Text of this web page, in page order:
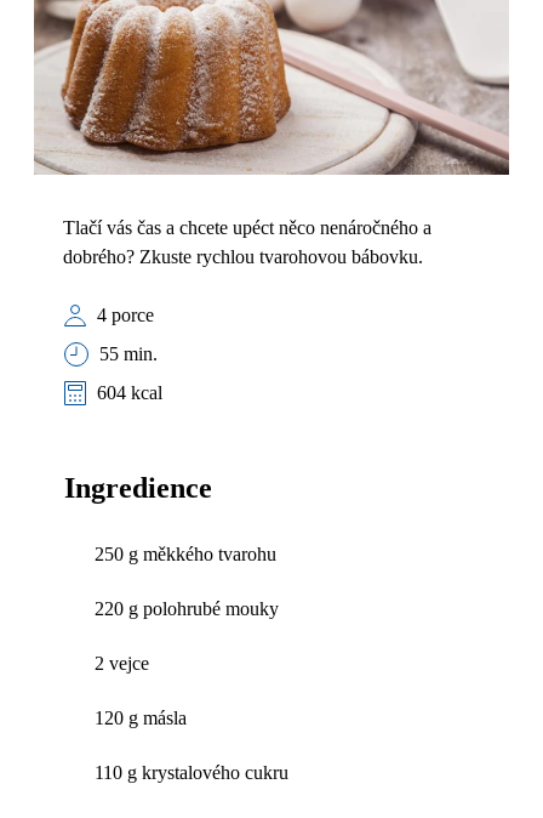
Tlačí vás čas a chcete upéct něco nenáročného a
dobrého? Zkuste rychlou tvarohovou bábovku.
4 porce
55 min.
604 kcal
Ingredience
250 g měkkého tvarohu
220 g polohrubé mouky
2 vejce
120 g másla
110 g krystalového cukru